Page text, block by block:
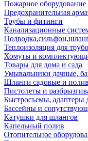
Пожарное оборудование
Предохранительная
Трубы и фитинги
Канализационные
Теплоизоляция для
Хомуты и
Товары для дома и сада
Умывальники дачные,
Шланги садовые и
Пистолеты и
Быстросъемы, адаптеры
Бассейны и
Катушки для шлангов
Капельный полив
Отопительное